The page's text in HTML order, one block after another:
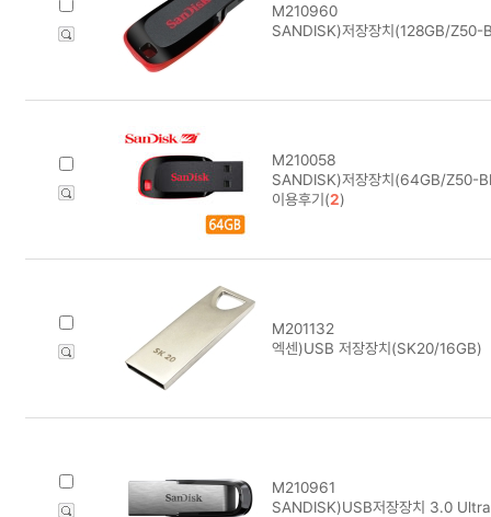
M210960
SANDISK)저장장치(128GB/Z50-
M210058
SANDISK)저장장치(64GB/Z50-
이용후기(2)
M201132
엑센)USB 저장장치(SK20/16GB)
M210961
SANDISK)USB저장장치 3.0